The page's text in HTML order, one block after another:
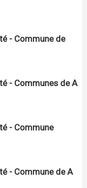
- Commune de
- Communes de A
- Commune
- Commune de A